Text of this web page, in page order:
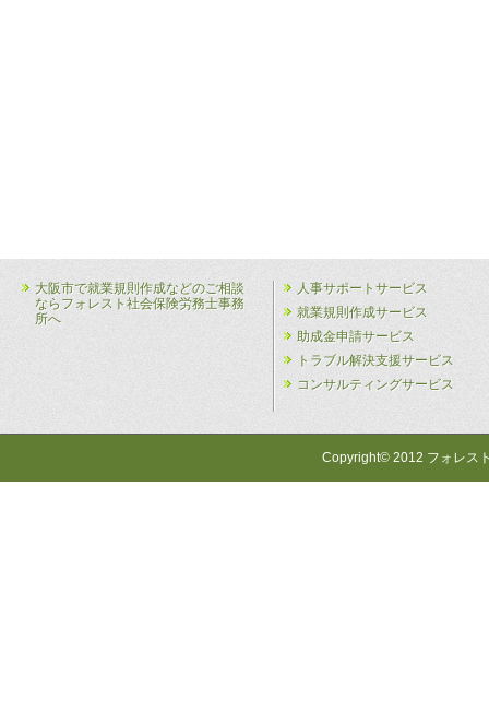
大阪市で就業規則作成などのご相談
ならフォレスト社会保険労務士事務
所へ
人事サポートサービス
就業規則作成サービス
助成金申請サービス
トラブル解決支援サービス
コンサルティングサービス
Copyright© 2012 フォレス